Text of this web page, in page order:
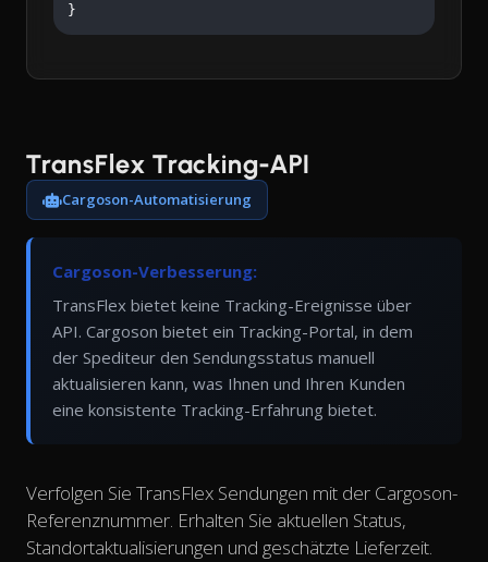
}
TransFlex Tracking-API
Cargoson-Automatisierung
Cargoson-Verbesserung:
TransFlex bietet keine Tracking-Ereignisse über
API. Cargoson bietet ein Tracking-Portal, in dem
der Spediteur den Sendungsstatus manuell
aktualisieren kann, was Ihnen und Ihren Kunden
eine konsistente Tracking-Erfahrung bietet.
Verfolgen Sie TransFlex Sendungen mit der Cargoson-
Referenznummer. Erhalten Sie aktuellen Status,
Standortaktualisierungen und geschätzte Lieferzeit.